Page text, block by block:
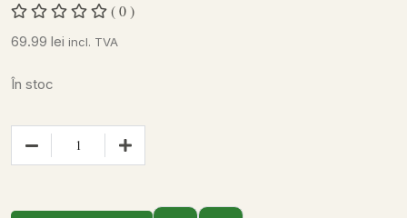
( 0 )
69.99 lei incl. TVA
În stoc